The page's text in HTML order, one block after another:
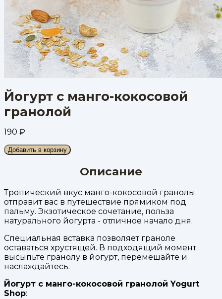
Йогурт с манго-кокосовой
гранолой
190 ₽
Добавить в корзину
Описание
Тропический вкус манго-кокосовой гранолы
отправит вас в путешествие прямиком под
пальму. Экзотическое сочетание, польза
натурального йогурта - отличное начало дня.
Специальная вставка позволяет граноле
оставаться хрустящей. В подходящий момент
высыпьте гранолу в йогурт, перемешайте и
наслаждайтесь.
Йогурт с манго-кокосовой гранолой Yogurt
Shop: